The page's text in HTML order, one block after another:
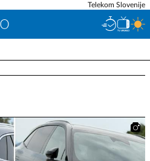
Telekom Slovenije